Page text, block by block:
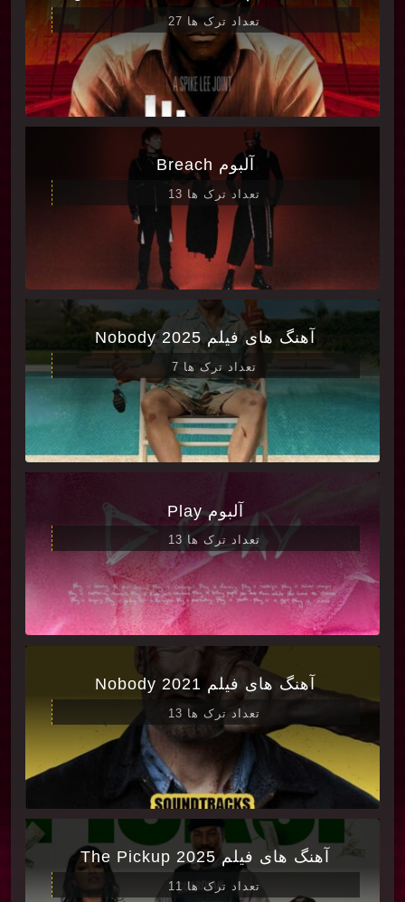
تعداد ترک ها 27
آلبوم Breach
تعداد ترک ها 13
آهنگ های فیلم Nobody 2025
تعداد ترک ها 7
آلبوم Play
تعداد ترک ها 13
آهنگ های فیلم Nobody 2021
تعداد ترک ها 13
آهنگ های فیلم The Pickup 2025
تعداد ترک ها 11